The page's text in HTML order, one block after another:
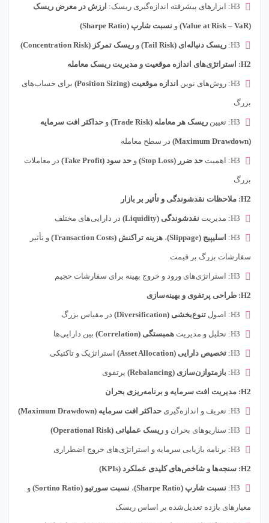
H3: ابزارهای پیشرفته اندازه‌گیری ریسک: ارزش در معرض ریسک
(Value at Risk – VaR) و نسبت شارپ (Sharpe Ratio)
H3: ریسک دنباله‌ای (Tail Risk) و ریسک تمرکز (Concentration Risk)
H2: استراتژی‌های اندازه موقعیت و مدیریت ریسک معامله
H3: روش‌های نوین اندازه موقعیت (Position Sizing) برای حساب‌های
بزرگ
H3: تعیین ریسک هر معامله (Trade Risk) و حداکثر افت سرمایه
(Maximum Drawdown) در سطح معامله
H3: اهمیت حد ضرر (Stop Loss) و حد سود (Take Profit) در معاملات
بزرگ
H2: ملاحظات نقدشوندگی و تأثیر بر بازار
H3: مدیریت نقدشوندگی (Liquidity) در دارایی‌های مختلف
H3: اسلیپیج (Slippage) ، هزینه تراکنش (Transaction Costs) و تأثیر
سفارشات بزرگ بر قیمت
H3: استراتژی‌های ورود و خروج بهینه برای سفارشات حجیم
H2: طراحی پرتفوی و بهینه‌سازی
H3: اصول تنوع‌بخشی (Diversification) در مقیاس بزرگ
H3: تحلیل و مدیریت همبستگی (Correlation) بین دارایی‌ها
H3: تخصیص دارایی (Asset Allocation) استراتژیک و تاکتیکی
H3: بازمتوازن‌سازی (Rebalancing) پرتفوی
H2: مدیریت افت سرمایه و برنامه‌ریزی بحران
H3: تعریف و اندازه‌گیری حداکثر افت سرمایه (Maximum Drawdown)
H3: سناریوهای بحران و ریسک عملیاتی (Operational Risk)
H3: برنامه بازیابی سرمایه و استراتژی‌های خروج اضطراری
H2: سنجه‌ها و شاخص‌های کلیدی عملکرد (KPIs)
H3: نسبت شارپ (Sharpe Ratio) ، نسبت سورتیو (Sortino Ratio) و
معیارهای بازده تعدیل‌شده بر اساس ریسک